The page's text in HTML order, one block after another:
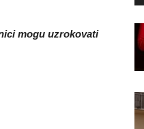
mogu uzrokovati